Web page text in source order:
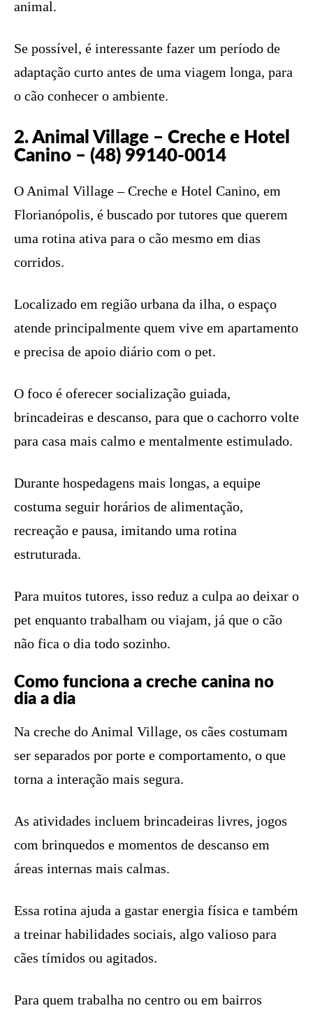
animal.
Se possível, é interessante fazer um período de
adaptação curto antes de uma viagem longa, para
o cão conhecer o ambiente.
2. Animal Village – Creche e Hotel
Canino – (48) 99140-0014
O Animal Village – Creche e Hotel Canino, em
Florianópolis, é buscado por tutores que querem
uma rotina ativa para o cão mesmo em dias
corridos.
Localizado em região urbana da ilha, o espaço
atende principalmente quem vive em apartamento
e precisa de apoio diário com o pet.
O foco é oferecer socialização guiada,
brincadeiras e descanso, para que o cachorro volte
para casa mais calmo e mentalmente estimulado.
Durante hospedagens mais longas, a equipe
costuma seguir horários de alimentação,
recreação e pausa, imitando uma rotina
estruturada.
Para muitos tutores, isso reduz a culpa ao deixar o
pet enquanto trabalham ou viajam, já que o cão
não fica o dia todo sozinho.
Como funciona a creche canina no
dia a dia
Na creche do Animal Village, os cães costumam
ser separados por porte e comportamento, o que
torna a interação mais segura.
As atividades incluem brincadeiras livres, jogos
com brinquedos e momentos de descanso em
áreas internas mais calmas.
Essa rotina ajuda a gastar energia física e também
a treinar habilidades sociais, algo valioso para
cães tímidos ou agitados.
Para quem trabalha no centro ou em bairros